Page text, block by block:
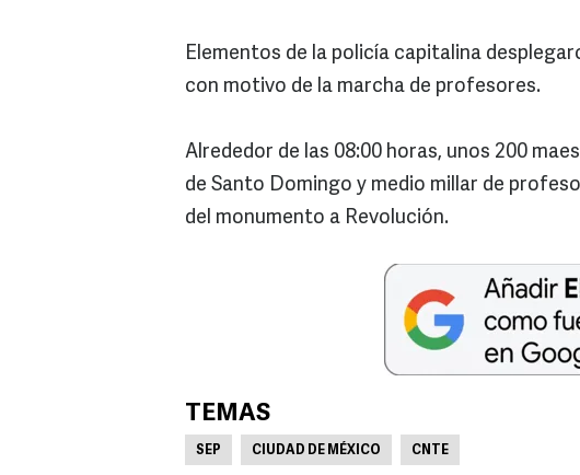
Elementos de la policía capitalina
con motivo de la marcha de profesores.
Alrededor de las 08:00 horas, unos 200
de Santo Domingo y medio millar de
del monumento a Revolución.
TEMAS
SEP CIUDAD DE MÉXICO CNTE